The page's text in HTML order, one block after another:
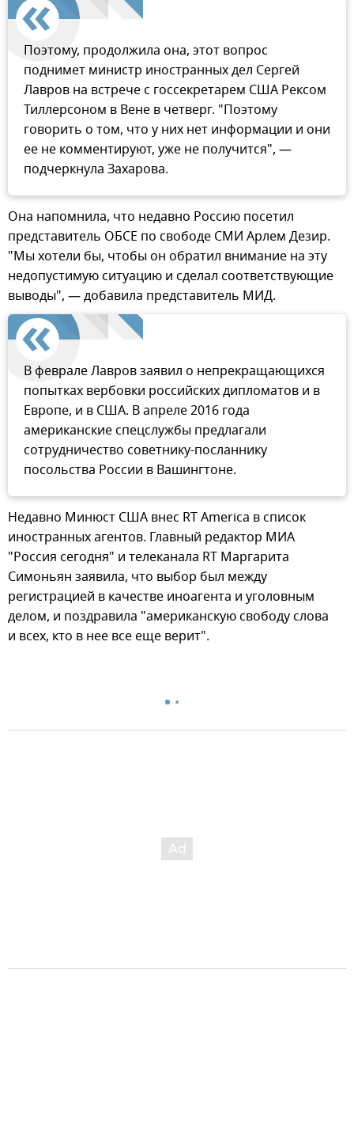
Поэтому, продолжила она, этот вопрос
поднимет министр иностранных дел Сергей
Лавров на встрече с госсекретарем США Рексом
Тиллерсоном в Вене в четверг. "Поэтому
говорить о том, что у них нет информации и они
ее не комментируют, уже не получится", —
подчеркнула Захарова.
Она напомнила, что недавно Россию посетил
представитель ОБСЕ по свободе СМИ Арлем Дезир.
"Мы хотели бы, чтобы он обратил внимание на эту
недопустимую ситуацию и сделал соответствующие
выводы", — добавила представитель МИД.
В феврале Лавров заявил о непрекращающихся
попытках вербовки российских дипломатов и в
Европе, и в США. В апреле 2016 года
американские спецслужбы предлагали
сотрудничество советнику-посланнику
посольства России в Вашингтоне.
Недавно Минюст США внес RT America в список
иностранных агентов. Главный редактор МИА
"Россия сегодня" и телеканала RT Маргарита
Симоньян заявила, что выбор был между
регистрацией в качестве иноагента и уголовным
делом, и поздравила "американскую свободу слова
и всех, кто в нее все еще верит".